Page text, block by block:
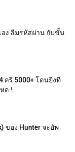
อง ลืมรหัสผ่าน กับขั้น
คริ 5000+ โดนยิงที
ด !
ของ Hunter จะอัพ